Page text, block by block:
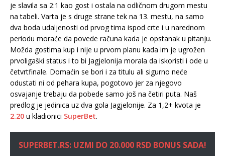
je slavila sa 2:1 kao gost i ostala na odličnom drugom mestu
na tabeli. Varta je s druge strane tek na 13. mestu, na samo
dva boda udaljenosti od prvog tima ispod crte i u narednom
periodu moraće da povede računa kada je opstanak u pitanju.
Možda gostima kup i nije u prvom planu kada im je ugrožen
prvoligaški status i to bi Jagjelonija morala da iskoristi i ode u
četvrtfinale. Domaćin se bori i za titulu ali sigurno neće
odustati ni od pehara kupa, pogotovo jer za njegovo
osvajanje trebaju da pobede samo još na četiri puta. Naš
predlog je jedinica uz dva gola Jagjelonije. Za 1,2+ kvota je
2.20 u kladionici SuperBet.
SUPERBET.RS: UZMI DO 20.000 RSD BONUS SADA!